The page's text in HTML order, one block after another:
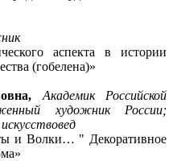
аспекта в истории
(гобелена)»
Академик Российской
художник России;
и Волки… " Декоративное